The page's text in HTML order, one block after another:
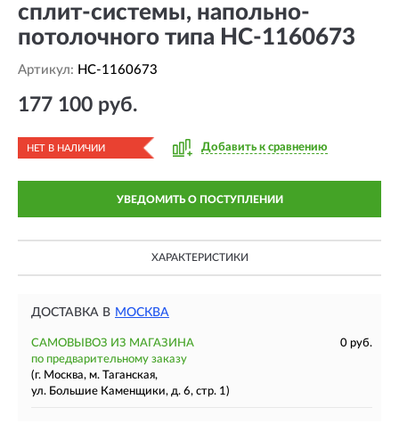
сплит-системы, напольно-
потолочного типа HC-1160673
Артикул: HC-1160673
177 100 руб.
НЕТ В НАЛИЧИИ Добавить к сравнению
УВЕДОМИТЬ О ПОСТУПЛЕНИИ
ХАРАКТЕРИСТИКИ
ДОСТАВКА В МОСКВА
САМОВЫВОЗ ИЗ МАГАЗИНА
0 руб.
по предварительному заказу
(г. Москва, м. Таганская,
ул. Большие Каменщики, д. 6, стр. 1)